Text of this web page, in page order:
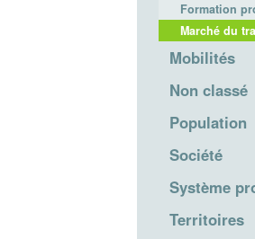
Formation
Marché du
Mobilités
Non classé
Population
Société
Système
Territoires